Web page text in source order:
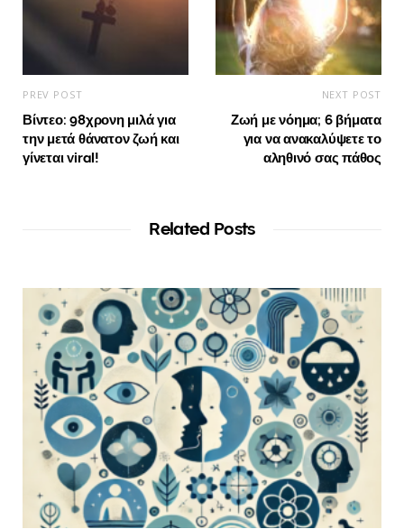
PREV POST
Βίντεο: 98χρονη μιλά για
την μετά θάνατον ζωή και
γίνεται viral!
NEXT POST
Ζωή με νόημα; 6 βήματα
για να ανακαλύψετε το
αληθινό σας πάθος
Related Posts